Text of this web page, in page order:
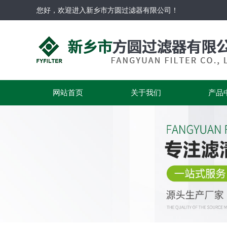
您好，欢迎进入新乡市方圆过滤器有限公司！
网站首页 关于我们 产品